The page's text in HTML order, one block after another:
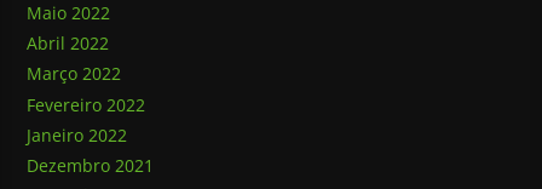
Maio 2022
Abril 2022
Março 2022
Fevereiro 2022
Janeiro 2022
Dezembro 2021